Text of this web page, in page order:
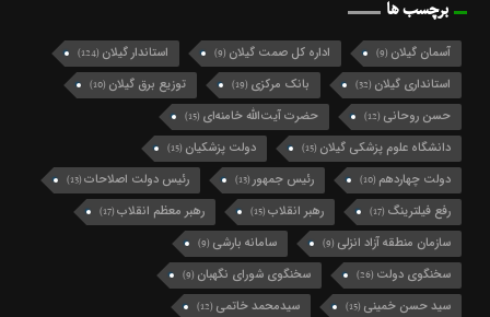
برچسب ها
آسمان گیلان (9) اداره کل صمت گیلان (9) استاندار گیلان (124)
استانداری گیلان (32) بانک مرکزی (19) توزیع برق گیلان (10)
حسن روحانی (12) حضرت آیت‌الله خامنه‌ای (15)
دانشگاه علوم پزشکی گیلان (15) دولت پزشکیان (15)
دولت چهاردهم (10) رئیس جمهور(13) رئیس دولت اصلاحات(13)
رفع فیلترینگ (17) رهبر انقلاب(15) رهبر معظم انقلاب(17)
سازمان منطقه آزاد انزلی (9) سامانه بارشی (9)
سخنگوی دولت (26) سخنگوی شورای نگهبان (9)
سید حسن خمینی (15) سیدمحمد خاتمی (12)